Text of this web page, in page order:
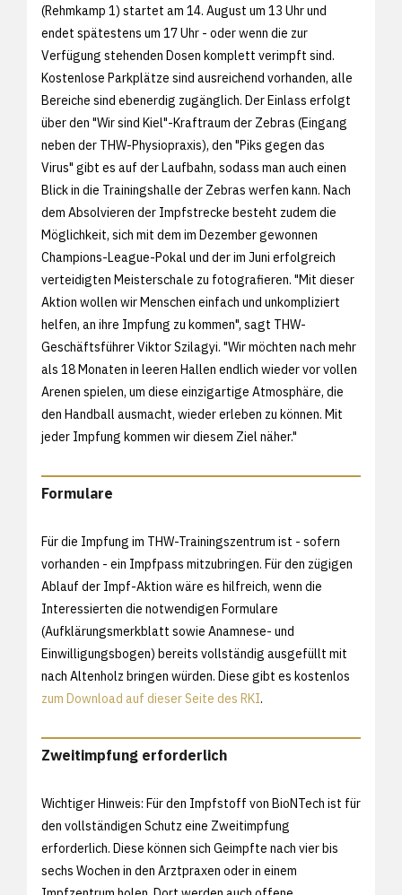
(Rehmkamp 1) startet am 14. August um 13 Uhr und
endet spätestens um 17 Uhr - oder wenn die zur
Verfügung stehenden Dosen komplett verimpft sind.
Kostenlose Parkplätze sind ausreichend vorhanden, alle
Bereiche sind ebenerdig zugänglich. Der Einlass erfolgt
über den "Wir sind Kiel"-Kraftraum der Zebras (Eingang
neben der THW-Physiopraxis), den "Piks gegen das
Virus" gibt es auf der Laufbahn, sodass man auch einen
Blick in die Trainingshalle der Zebras werfen kann. Nach
dem Absolvieren der Impfstrecke besteht zudem die
Möglichkeit, sich mit dem im Dezember gewonnen
Champions-League-Pokal und der im Juni erfolgreich
verteidigten Meisterschale zu fotografieren. "Mit dieser
Aktion wollen wir Menschen einfach und unkompliziert
helfen, an ihre Impfung zu kommen", sagt THW-
Geschäftsführer Viktor Szilagyi. "Wir möchten nach mehr
als 18 Monaten in leeren Hallen endlich wieder vor vollen
Arenen spielen, um diese einzigartige Atmosphäre, die
den Handball ausmacht, wieder erleben zu können. Mit
jeder Impfung kommen wir diesem Ziel näher."
Formulare
Für die Impfung im THW-Trainingszentrum ist - sofern
vorhanden - ein Impfpass mitzubringen. Für den zügigen
Ablauf der Impf-Aktion wäre es hilfreich, wenn die
Interessierten die notwendigen Formulare
(Aufklärungsmerkblatt sowie Anamnese- und
Einwilligungsbogen) bereits vollständig ausgefüllt mit
nach Altenholz bringen würden. Diese gibt es kostenlos
zum Download auf dieser Seite des RKI.
Zweitimpfung erforderlich
Wichtiger Hinweis: Für den Impfstoff von BioNTech ist für
den vollständigen Schutz eine Zweitimpfung
erforderlich. Diese können sich Geimpfte nach vier bis
sechs Wochen in den Arztpraxen oder in einem